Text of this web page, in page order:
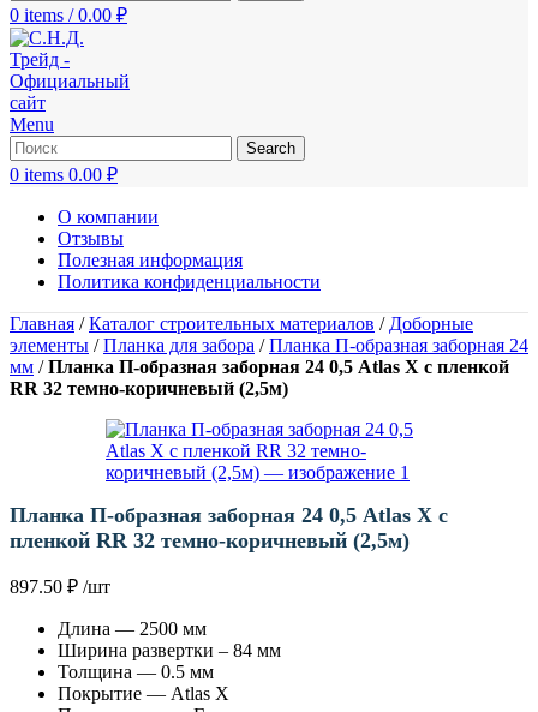
0 items / 0.00 ₽
Menu
Search
0 items 0.00 ₽
О компании
Отзывы
Полезная информация
Политика конфиденциальности
Главная /Каталог строительных материалов / Доборные
элементы /Планка для забора /Планка П-образная заборная 24
мм /Планка П-образная заборная 24 0,5 Atlas X с пленкой
RR 32 темно-коричневый (2,5м)
Планка П-образная заборная 24 0,5 Atlas X с
пленкой RR 32 темно-коричневый (2,5м)
897.50 ₽ /шт
Длина — 2500 мм
Ширина развертки – 84 мм
Толщина — 0.5 мм
Покрытие — Atlas X